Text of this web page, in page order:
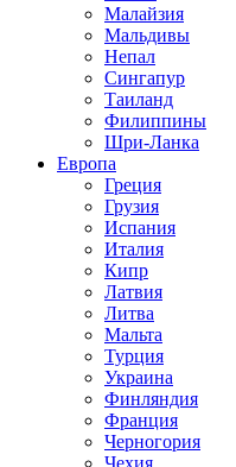
Малайзия
Мальдивы
Непал
Сингапур
Таиланд
Филиппины
Шри-Ланка
Европа
Греция
Грузия
Испания
Италия
Кипр
Латвия
Литва
Мальта
Турция
Украина
Финляндия
Франция
Черногория
Чехия